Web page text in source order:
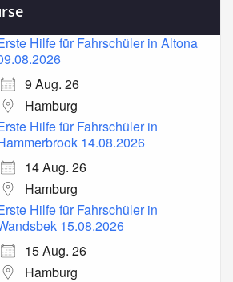
Hilfe für Fahrschüler in Altona
9 Aug. 26
Hamburg
Hilfe für Fahrschüler in
14.08.2026
14 Aug. 26
Hamburg
Hilfe für Fahrschüler in
15.08.2026
15 Aug. 26
Hamburg